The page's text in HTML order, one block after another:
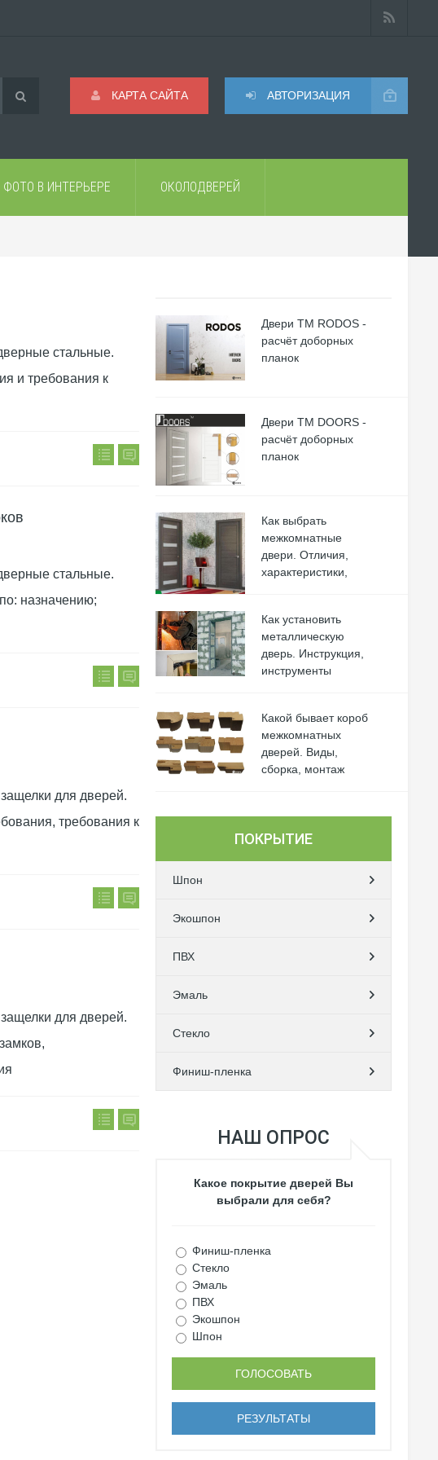
АВТОРИЗАЦИЯ
КАРТА САЙТА
ФОТО В ИНТЕРЬЕРЕ ОКОЛОДВЕРЕЙ
стальные.
и требования к
стальные.
назначению;
для дверей.
требования к
для дверей.
Двери ТМ RODOS -
расчёт доборных
планок
Двери ТМ DOORS -
расчёт доборных
планок
Как выбрать
межкомнатные
двери. Отличия,
характеристики,
Как установить
металлическую
дверь. Инструкция,
инструменты
Какой бывает короб
межкомнатных
дверей. Виды,
сборка, монтаж
ПОКРЫТИЕ
Шпон
Экошпон
ПВХ
Эмаль
Стекло
Финиш-пленка
НАШ ОПРОС
Какое покрытие дверей Вы
выбрали для себя?
Финиш-пленка
Стекло
Эмаль
ПВХ
Экошпон
Шпон